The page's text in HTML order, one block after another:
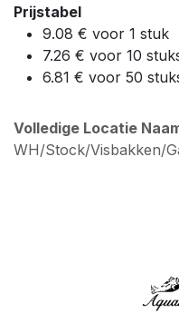
Prijstabel
9.08 € voor 1 stuk
7.26 € voor 10
6.81 € voor 50
Volledige Locatie
WH/Stock/Visbakken/